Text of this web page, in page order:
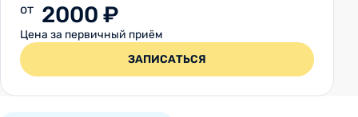
от 2000 ₽
Цена за первичный приём
ЗАПИСАТЬСЯ